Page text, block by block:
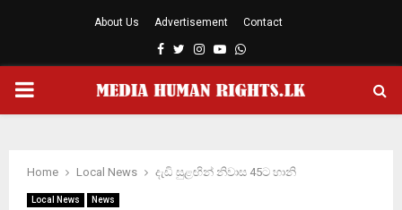
About Us Advertisement Contact
Facebook
TwitterInstagram
YoutubeWhatsapp
PRIMARY
Home Local News දැඩි සුළඟින් නිවාස 45ට හානි
Local News News